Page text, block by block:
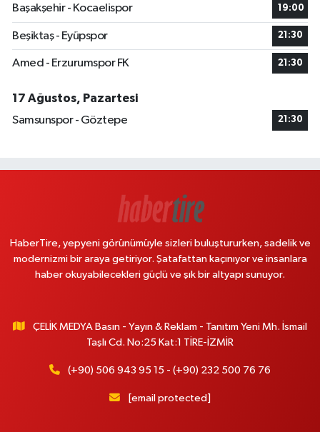
Başakşehir - Kocaelispor
19:00
Beşiktaş - Eyüpspor 21:30
Amed - Erzurumspor FK 21:30
17 Ağustos, Pazartesi
Samsunspor - Göztepe
21:30
HaberTire, yepyeni görünümüyle sizleri buluştururken, sadelik ve
modernizmi bir araya getiriyor. Şatafattan kaçınıyor ve insanlara
haber okuyabilecekleri güçlü ve şık bir altyapı sunuyor.
ÇELİK MEDYA Basın - Yayın & Reklam - Tanıtım Yeni Mh. İsmail
Taşlı Cd. No:25 Kat:1 TİRE-İZMİR
(+90) 506 943 95 15 - (+90) 232 500 76 76
[email protected]